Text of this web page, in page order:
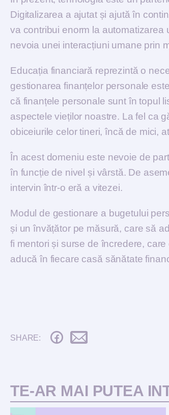
Digitalizarea a ajutat și ajută în
va contribui enorm la automatizarea
nevoia unei interacțiuni umane prin
Educația financiară reprezintă o
gestionarea finanțelor personale
că finanțele personale sunt în topul
aspectele vieților noastre. La fel ca
obiceiurile celor tineri, încă de mici,
În acest domeniu este nevoie de
în funcție de nivel și vârstă. De
intervin într-o eră a vitezei.
Modul de gestionare a bugetului
și un învățător pe măsură, care să
fi mentori și surse de încredere,
aducă în fiecare casă sănătate
SHARE:
TE-AR MAI PUTEA